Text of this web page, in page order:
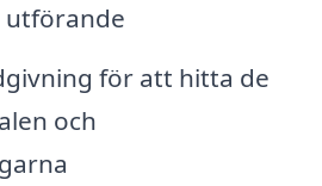
utförande
för att hitta de
och